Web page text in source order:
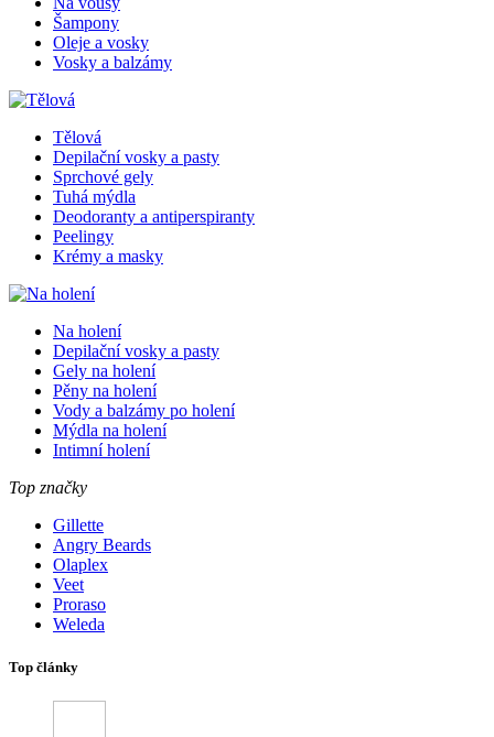
Šampony
Oleje a vosky
Vosky a balzámy
Tělová
Depilační vosky a pasty
Sprchové gely
Tuhá mýdla
Deodoranty a antiperspiranty
Peelingy
Krémy a masky
Na holení
Depilační vosky a pasty
Gely na holení
Pěny na holení
Vody a balzámy po holení
Mýdla na holení
Intimní holení
Top značky
Gillette
Angry Beards
Olaplex
Veet
Proraso
Weleda
Top články